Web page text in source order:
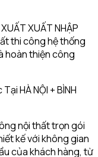
XUẤT NHẬP
thi công hệ thống
hoàn thiện công
HÀ NỘI + BÌNH
nội thất trọn gói
kế với không gian
của khách hàng, từ